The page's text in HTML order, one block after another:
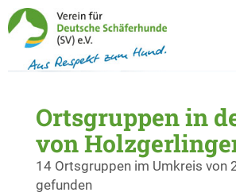
Ortsgruppen in
von
14 Ortsgruppen im Umkreis von
gefunden